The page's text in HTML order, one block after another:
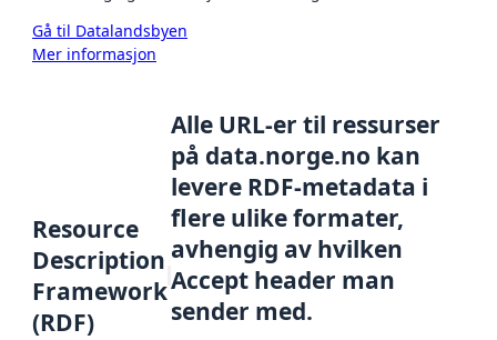
Gå til Datalandsbyen
Mer informasjon
Resource
Description
Framework
(RDF)
Alle URL-er til ressurser
på data.norge.no kan
levere RDF-metadata i
flere ulike formater,
avhengig av hvilken
Accept header man
sender med.